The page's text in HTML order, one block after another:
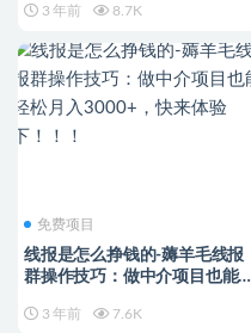
3 年前 8.7K
免费项目
线报是怎么挣钱的-薅羊毛线报
群操作技巧：做中介项目也能轻
下！！！
3 年前 7.6K